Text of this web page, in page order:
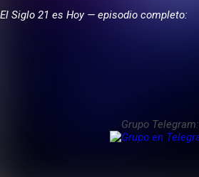
El Siglo 21 es Hoy — episodio completo:
Grupo Telegram: